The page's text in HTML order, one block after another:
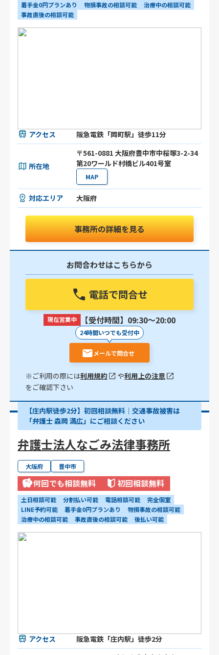
着手金0円プランあり
物損事故の相談可能
治療中の相談可能
事故直後の相談可能
アクセス 阪急電鉄「岡町駅」徒歩11分
所在地
〒561-0881 大阪府豊中市中桜塚3-2-34
第20ワールド村橋ビル401号室
MAP
対応エリア 大阪府
事務所の詳細を見る
お問合わせはこちらから
電話で問合せ
現在営業中 【受付時間】09:30〜20:00
24時間いつでも受付中
メールで問合せ
※ご利用の際には利用規約 や利用上の注意
をご確認下さい
【庄内駅徒歩2分】初回相談無料｜交通事故被害は
「弁護士 森岡 満広」にご相談ください
弁護士法人なごみ法律事務所
大阪府 豊中市
何回でも相談無料 初回相談無料
土日相談可能 分割払い可能 電話相談可能
完全個室
LINE予約可能
着手金0円プランあり
物損事故の相談可能
治療中の相談可能
事故直後の相談可能 後払い可能
アクセス
阪急電鉄「庄内駅」徒歩2分